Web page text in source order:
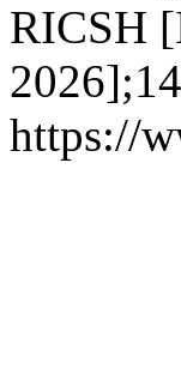
RICSH
https://